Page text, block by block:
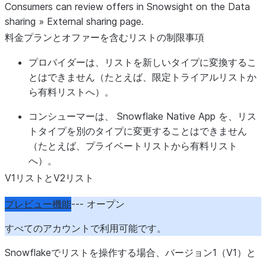
Consumers can review offers in Snowsight on the Data
sharing » External sharing page.
料金プランとオファーを含むリストの制限事項
プロバイダーは、リストを新しいタイプに変換するこ
とはできません（たとえば、限定トライアルリストか
ら有料リストへ）。
コンシューマーは、 Snowflake Native App を、リス
トタイプを別のタイプに変更することはできません
（たとえば、プライベートリストから有料リスト
へ）。
V1リストとV2リスト
プレビュー機能--- オープン
すべてのアカウントで利用可能です。
Snowflakeでリストを操作する場合、バージョン1（V1）と